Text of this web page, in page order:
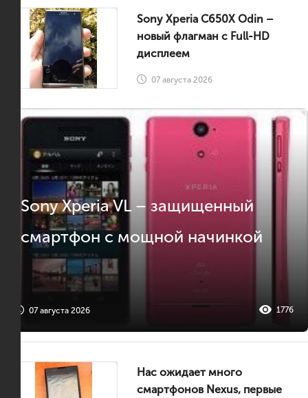
Sony Xperia C650X Odin –
новый флагман с Full-HD
дисплеем
07 августа 2026
Sony Xperia VL – защищенный
смартфон с мощной начинкой
07 августа 2026 1776
Нас ожидает много
смартфонов Nexus, первые